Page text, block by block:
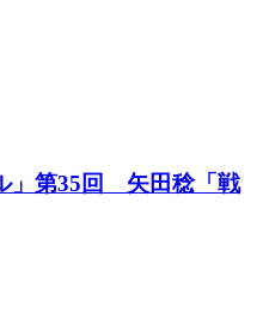
」第35回 矢田稔「戦